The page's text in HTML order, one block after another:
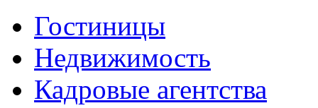
Гостиницы
Недвижимость
Кадровые агентства